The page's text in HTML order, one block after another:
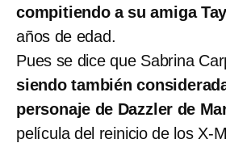
compitiendo a su amiga
años de edad.
Pues se dice que Sabrina
siendo también
personaje de Dazzler de
película del reinicio de los X-